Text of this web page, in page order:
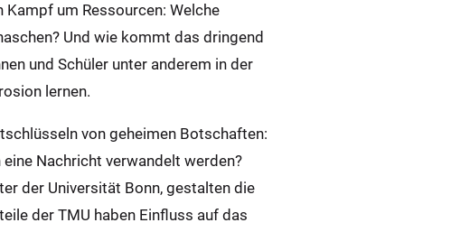
um Ressourcen: Welche
Und wie kommt das dringend
und Schüler unter anderem in der
lernen.
von geheimen Botschaften:
Nachricht verwandelt werden?
der Universität Bonn, gestalten die
der TMU haben Einfluss auf das